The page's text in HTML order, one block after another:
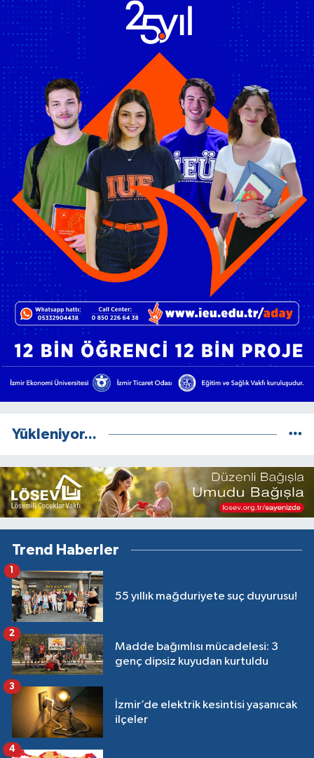
Yükleniyor...
Trend Haberler
55 yıllık mağduriyete suç duyurusu!
1
Madde bağımlısı mücadelesi: 3
genç dipsiz kuyudan kurtuldu
2
İzmir’de elektrik kesintisi yaşanıcak
ilçeler
3
4